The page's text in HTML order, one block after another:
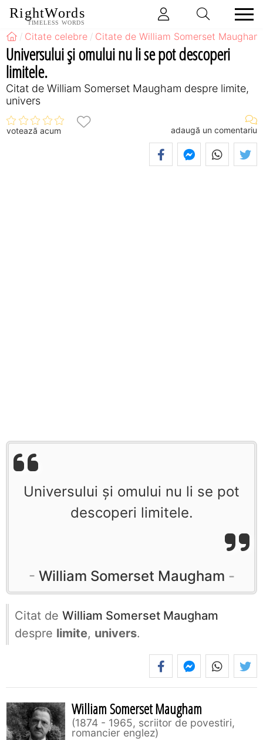
RightWords
TIMELESS WORDS
Citate celebre Citate de William Somerset Maugham
Universului şi omului nu li se pot descoperi
limitele.
Citat de William Somerset Maugham despre limite,
univers
votează acum adaugă un comentariu
Universului şi omului nu li se pot
descoperi limitele.
William Somerset Maugham
Citat de William Somerset Maugham
despre limite, univers.
William Somerset Maugham
1874 - 1965, scriitor de povestiri,
romancier englez